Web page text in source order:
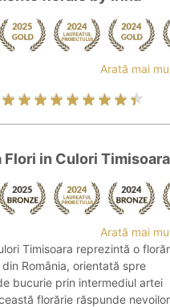
Arată mai
Flori in Culori Timisoara
Arată mai
Timisoara reprezintă o
România, orientată spre
bucurie prin intermediul artei
florărie răspunde nevoilor